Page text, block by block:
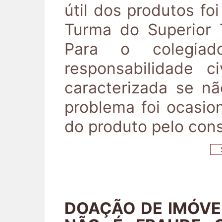
útil dos produtos
Turma do Superior
Para o
responsabilidade
caracterizada se
problema foi
do produto pelo
DOAÇÃO DE